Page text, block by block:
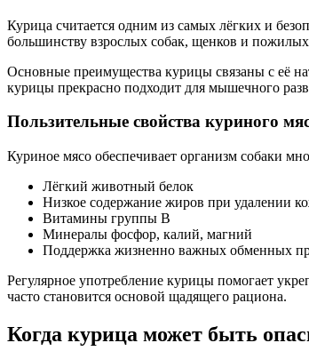
Курица считается одним из самых лёгких и
большинству взрослых собак, щенков и
Основные преимущества курицы связаны с её
курицы прекрасно подходит для мышечного
Пользительные свойства куриного
Куриное мясо обеспечивает организм собаки
Лёгкий животный белок
Низкое содержание жиров при удалении
Витамины группы B
Минералы фосфор, калий, магний
Поддержка жизненно важных обменных
Регулярное употребление курицы помогает
часто становится основой щадящего рациона.
Когда курица может быть